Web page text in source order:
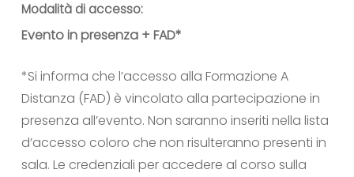
Modalità di accesso:
Evento in presenza + FAD*
*Si informa che l’accesso alla Formazione A
Distanza (FAD) è vincolato alla partecipazione in
presenza all’evento. Non saranno inseriti nella lista
d’accesso coloro che non risulteranno presenti in
sala. Le credenziali per accedere al corso sulla